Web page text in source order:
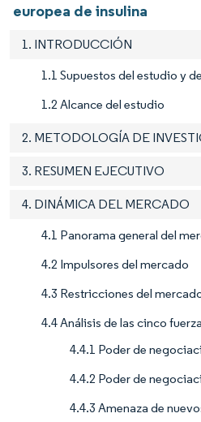
europea de insulina
1. INTRODUCCIÓN
1.1 Supuestos del estudio y
1.2 Alcance del estudio
2. METODOLOGÍA DE
3. RESUMEN EJECUTIVO
4. DINÁMICA DEL MERCADO
4.1 Panorama general del
4.2 Impulsores del mercado
4.3 Restricciones del
4.4 Análisis de las cinco
4.4.1 Poder de
4.4.2 Poder de
4.4.3 Amenaza de